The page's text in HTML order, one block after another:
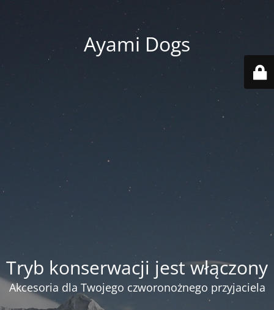
Ayami Dogs
Tryb konserwacji jest włączony
Akcesoria dla Twojego czworonożnego przyjaciela